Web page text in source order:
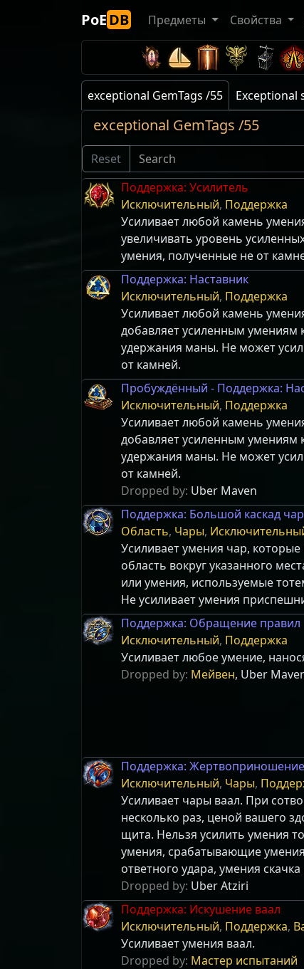
PoEDB Предметы Свойства
exceptional GemTags /55 Exceptional
exceptional GemTags /55
Reset
Поддержка: Усилитель
Исключительный, Поддержка
Усиливает любой камень
увеличивать уровень
умения, полученные не от
Поддержка: Наставник
Исключительный, Поддержка
Усиливает любой камень
добавляет усиленным умениям
удержания маны. Не может
от камней.
Пробуждённый - Поддержка:
Исключительный, Поддержка
Усиливает любой камень
добавляет усиленным умениям
удержания маны. Не может
от камней.
Dropped by: Uber Maven
Поддержка: Большой каскад чар
Область, Чары,
Усиливает умения чар,
область вокруг указанного
или умения, используемые
Не усиливает умения
Поддержка: Обращение правил
Исключительный, Поддержка
Усиливает любое умение,
Dropped by: Мейвен, Uber
Поддержка:
Исключительный, Чары,
Усиливает чары ваал. При
несколько раз, ценой вашего
щита. Нельзя усилить умения
умения, срабатывающие
ответного удара, умения
Dropped by: Uber Atziri
Поддержка: Искушение ваал
Исключительный, Поддержка,
Усиливает умения ваал.
Dropped by: Мастер испытаний